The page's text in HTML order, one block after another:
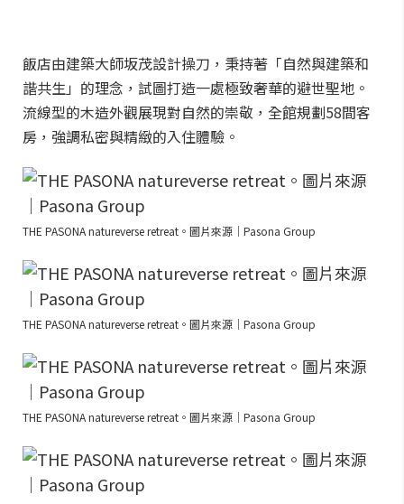
飯店由建築大師坂茂設計操刀，秉持著「自然與建築和
諧共生」的理念，試圖打造一處極致奢華的避世聖地。
流線型的木造外觀展現對自然的崇敬，全館規劃58間客
房，強調私密與精緻的入住體驗。
THE PASONA natureverse retreat。圖片來源｜Pasona Group
THE PASONA natureverse retreat。圖片來源｜Pasona Group
THE PASONA natureverse retreat。圖片來源｜Pasona Group